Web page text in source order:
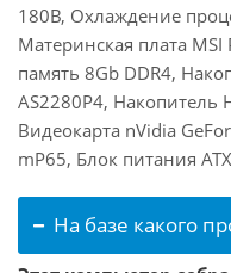
180В, Охлаждение
Материнская плата
память 8Gb DDR4,
AS2280P4, Накопитель
Видеокарта nVidia
mP65, Блок питания
На базе какого